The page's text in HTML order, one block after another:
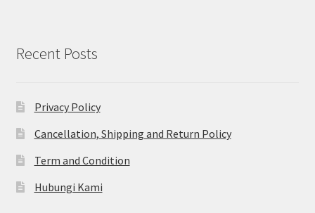
Recent Posts
Privacy Policy
Cancellation, Shipping and Return Policy
Term and Condition
Hubungi Kami